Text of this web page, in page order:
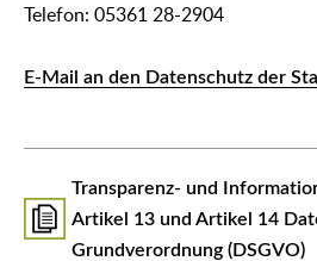
Telefon: 05361 28-2904
E-Mail an den Datenschutz der
Transparenz- und
Artikel 13 und Artikel 14
Grundverordnung (DSGVO)